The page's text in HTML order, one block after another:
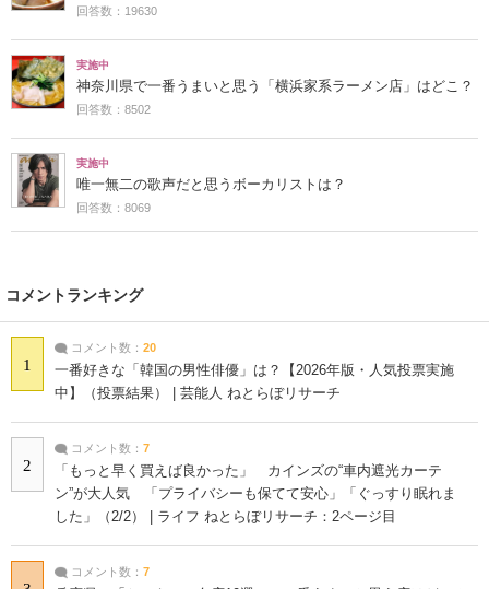
回答数：19630
実施中
神奈川県で一番うまいと思う「横浜家系ラーメン店」はどこ？
回答数：8502
実施中
唯一無二の歌声だと思うボーカリストは？
回答数：8069
コメントランキング
1
コメント数： 20
一番好きな「韓国の男性俳優」は？【2026年版・人気投票実施
中】（投票結果） | 芸能人 ねとらぼリサーチ
2
コメント数： 7
「もっと早く買えば良かった」 カインズの“車内遮光カーテ
ン”が大人気 「プライバシーも保てて安心」「ぐっすり眠れま
した」（2/2） | ライフ ねとらぼリサーチ：2ページ目
コメント数： 7